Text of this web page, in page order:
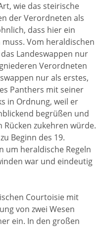
wie das steirische
der Verordneten als
dass hier ein
Vom heraldischen
Landeswappen nur
Verordneten
nur als erstes,
Panthers mit seiner
in Ordnung, weil er
begrüßen und
zukehren würde.
Beginn des 19.
um heraldische Regeln
war und eindeutig
Courtoisie mit
von zwei Wesen
ein. In den großen